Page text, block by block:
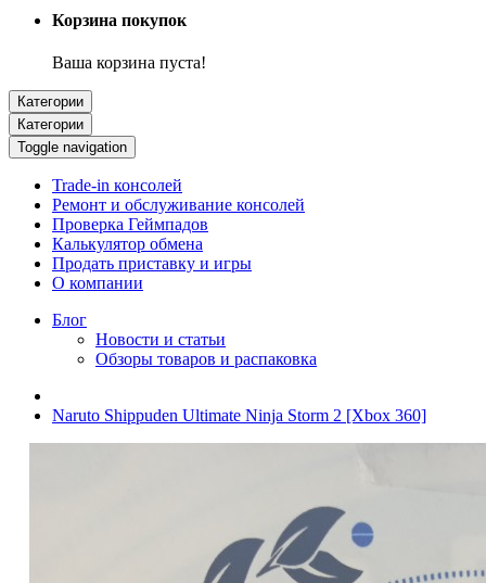
Корзина покупок
Ваша корзина пуста!
Категории
Категории
Toggle navigation
Trade-in консолей
Ремонт и обслуживание консолей
Проверка Геймпадов
Калькулятор обмена
Продать приставку и игры
О компании
Блог
Новости и статьи
Обзоры товаров и распаковка
Naruto Shippuden Ultimate Ninja Storm 2 [Xbox 360]